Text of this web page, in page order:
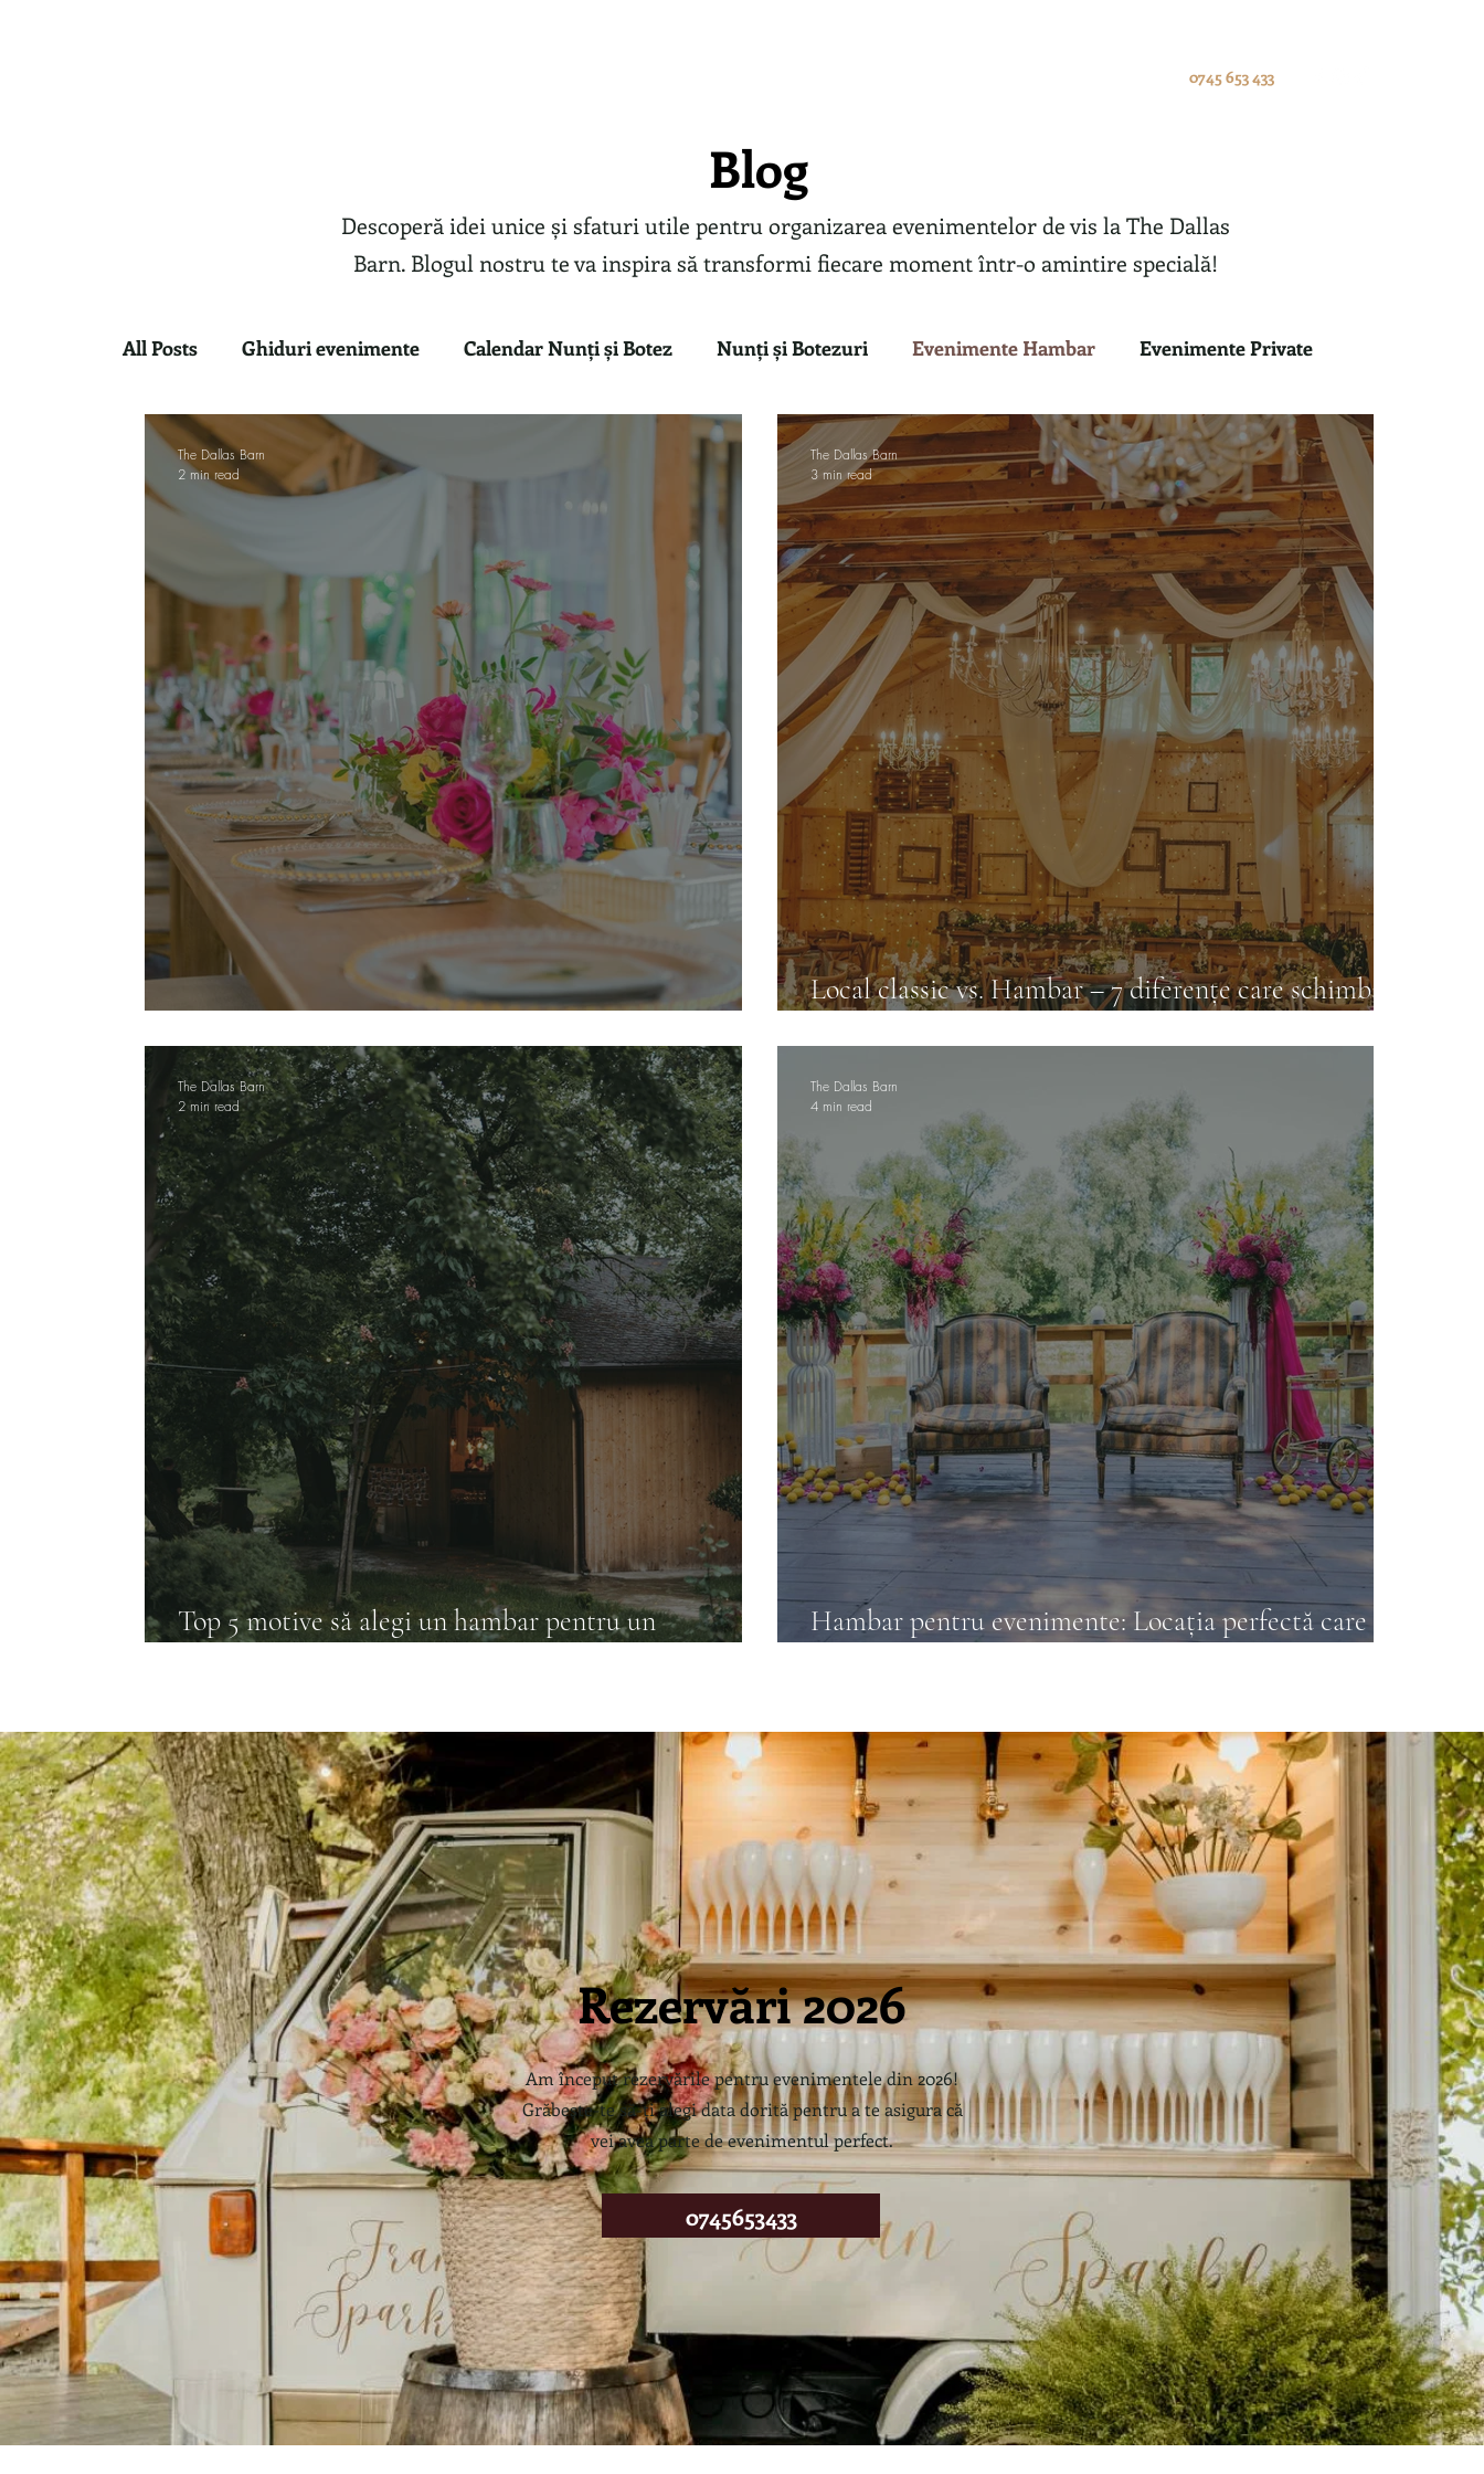
0745 653 433
Blog
Descoperă idei unice și sfaturi utile pentru organizarea evenimentelor de vis la The Dallas
Barn. Blogul nostru te va inspira să transformi fiecare moment într-o amintire specială!
All Posts Ghiduri evenimente Calendar Nunți și Botez Nunți și Botezuri Evenimente Hambar Evenimente Private
Evenimente Corporate
The Dallas Barn
2 min read
Local classic vs. Hambar – 7 diferențe care schimbă
The Dallas Barn
3 min read
Top 5 motive să alegi un hambar pentru un
The Dallas Barn
2 min read
Hambar pentru evenimente: Locația perfectă care
The Dallas Barn
4 min read
Rezervări 2026
Am început rezervările pentru evenimentele din 2026!
Grăbește-te să-ți alegi data dorită pentru a te asigura că
vei avea parte de evenimentul perfect.
0745653433